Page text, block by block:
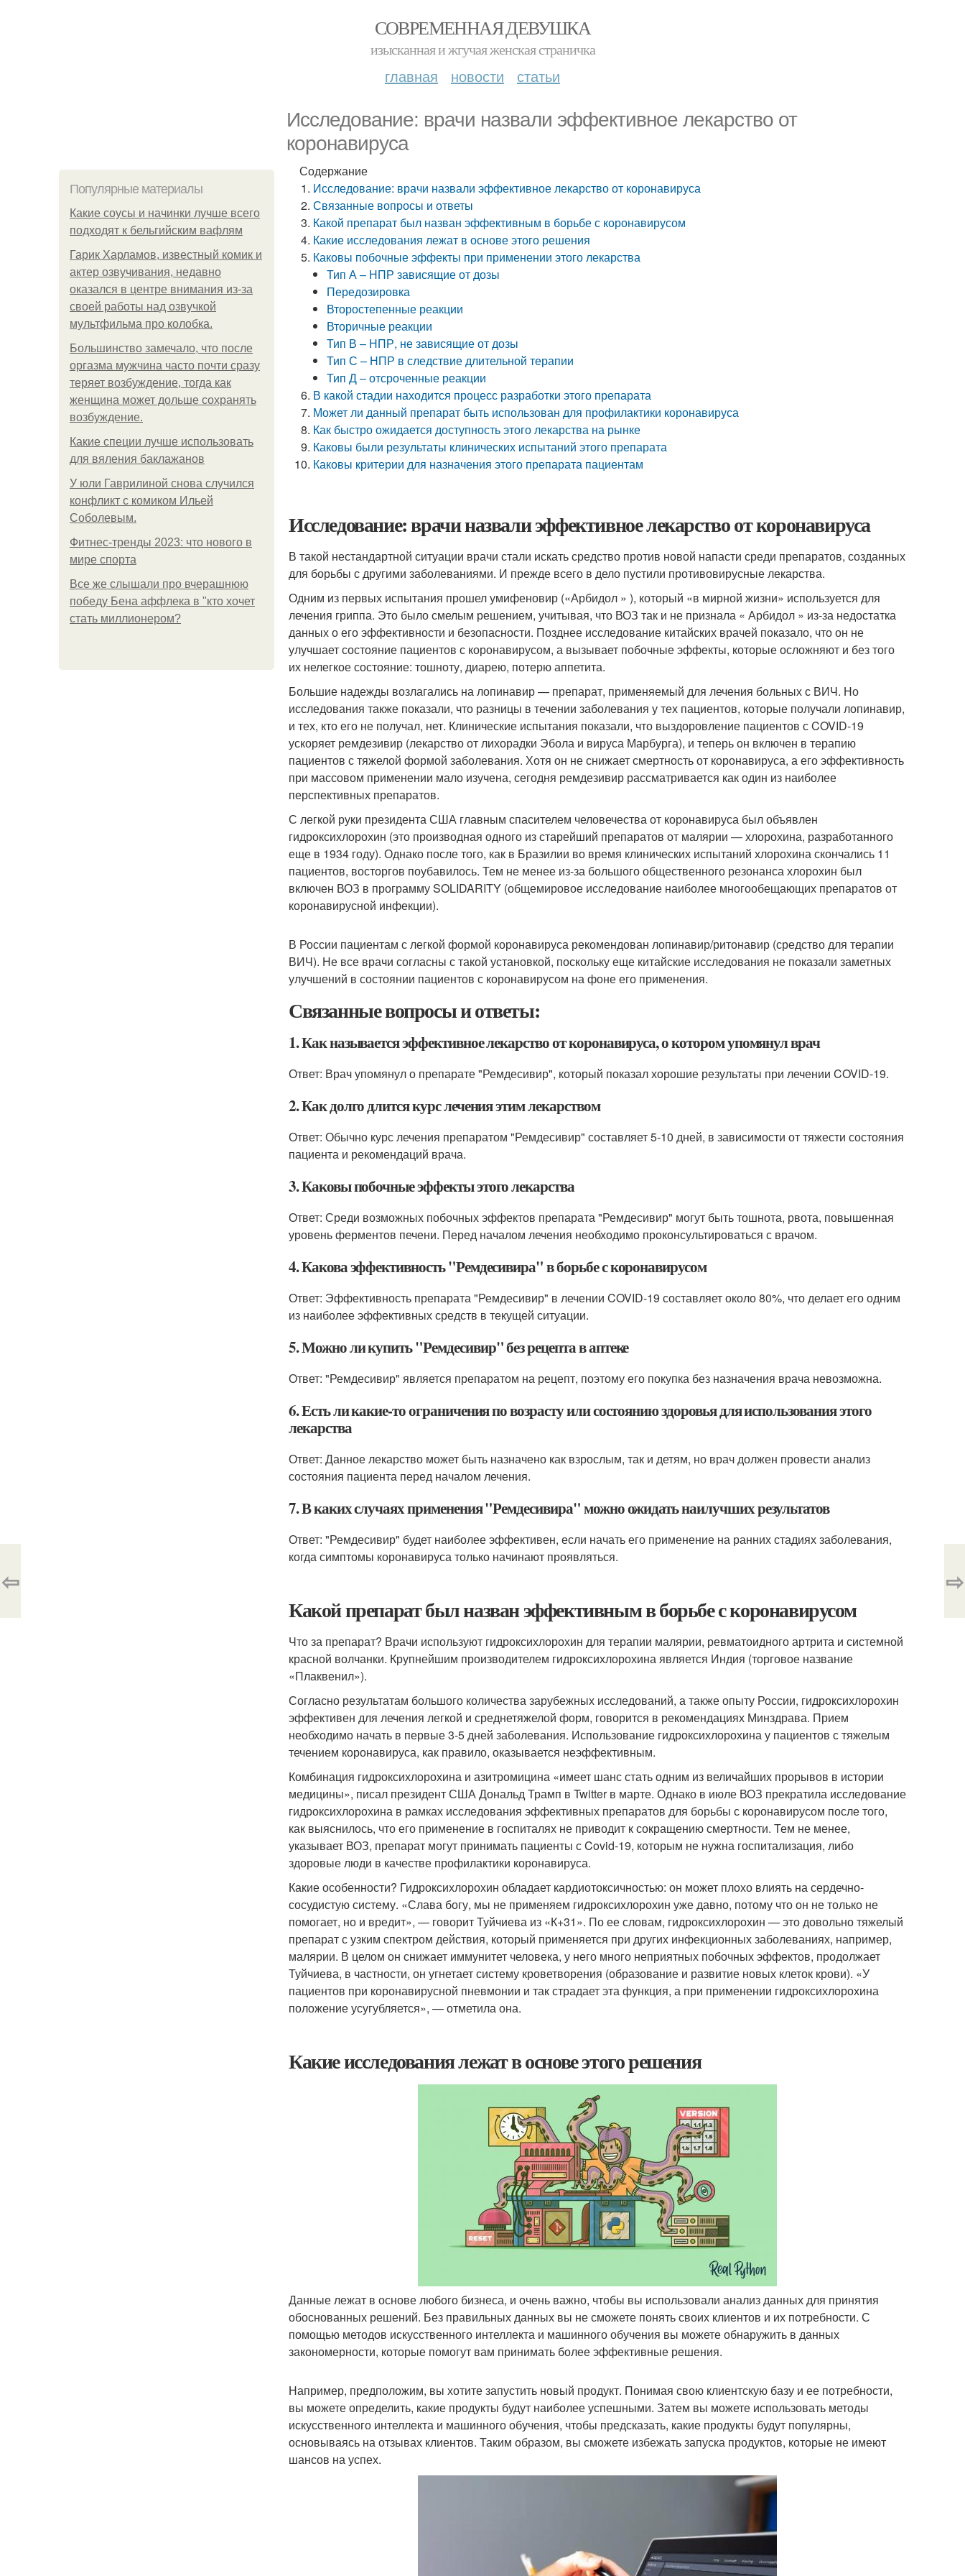
СОВРЕМЕННАЯ ДЕВУШКА
изысканная и жгучая женская страничка
главная новости статьи
Исследование: врачи назвали эффективное лекарство от
коронавируса
Популярные материалы
Какие соусы и начинки лучше всего
подходят к бельгийским вафлям
Гарик Харламов, известный комик и
актер озвучивания, недавно
оказался в центре внимания из-за
своей работы над озвучкой
мультфильма про колобка.
Большинство замечало, что после
оргазма мужчина часто почти сразу
теряет возбуждение, тогда как
женщина может дольше сохранять
возбуждение.
Какие специи лучше использовать
для вяления баклажанов
У юли Гаврилиной снова случился
конфликт с комиком Ильей
Соболевым.
Фитнес-тренды 2023: что нового в
мире спорта
Все же слышали про вчерашнюю
победу Бена аффлека в "кто хочет
стать миллионером?
Содержание
Исследование: врачи назвали эффективное лекарство от коронавируса
Связанные вопросы и ответы
Какой препарат был назван эффективным в борьбе с коронавирусом
Какие исследования лежат в основе этого решения
Каковы побочные эффекты при применении этого лекарства
Тип А – НПР зависящие от дозы
Передозировка
Второстепенные реакции
Вторичные реакции
Тип В – НПР, не зависящие от дозы
Тип С – НПР в следствие длительной терапии
Тип Д – отсроченные реакции
В какой стадии находится процесс разработки этого препарата
Может ли данный препарат быть использован для профилактики коронавируса
Как быстро ожидается доступность этого лекарства на рынке
Каковы были результаты клинических испытаний этого препарата
Каковы критерии для назначения этого препарата пациентам
Исследование: врачи назвали эффективное лекарство от коронавируса
В такой нестандартной ситуации врачи стали искать средство против новой напасти среди препаратов, созданных
для борьбы с другими заболеваниями. И прежде всего в дело пустили противовирусные лекарства.
Одним из первых испытания прошел умифеновир («Арбидол » ), который «в мирной жизни» используется для
лечения гриппа. Это было смелым решением, учитывая, что ВОЗ так и не признала « Арбидол » из-за недостатка
данных о его эффективности и безопасности. Позднее исследование китайских врачей показало, что он не
улучшает состояние пациентов с коронавирусом, а вызывает побочные эффекты, которые осложняют и без того
их нелегкое состояние: тошноту, диарею, потерю аппетита.
Большие надежды возлагались на лопинавир — препарат, применяемый для лечения больных с ВИЧ. Но
исследования также показали, что разницы в течении заболевания у тех пациентов, которые получали лопинавир,
и тех, кто его не получал, нет. Клинические испытания показали, что выздоровление пациентов с COVID-19
ускоряет ремдезивир (лекарство от лихорадки Эбола и вируса Марбурга), и теперь он включен в терапию
пациентов с тяжелой формой заболевания. Хотя он не снижает смертность от коронавируса, а его эффективность
при массовом применении мало изучена, сегодня ремдезивир рассматривается как один из наиболее
перспективных препаратов.
С легкой руки президента США главным спасителем человечества от коронавируса был объявлен
гидроксихлорохин (это производная одного из старейший препаратов от малярии — хлорохина, разработанного
еще в 1934 году). Однако после того, как в Бразилии во время клинических испытаний хлорохина скончались 11
пациентов, восторгов поубавилось. Тем не менее из-за большого общественного резонанса хлорохин был
включен ВОЗ в программу SOLIDARITY (общемировое исследование наиболее многообещающих препаратов от
коронавирусной инфекции).
В России пациентам с легкой формой коронавируса рекомендован лопинавир/ритонавир (средство для терапии
ВИЧ). Не все врачи согласны с такой установкой, поскольку еще китайские исследования не показали заметных
улучшений в состоянии пациентов с коронавирусом на фоне его применения.
Связанные вопросы и ответы:
1. Как называется эффективное лекарство от коронавируса, о котором упомянул врач
Ответ: Врач упомянул о препарате "Ремдесивир", который показал хорошие результаты при лечении COVID-19.
2. Как долго длится курс лечения этим лекарством
Ответ: Обычно курс лечения препаратом "Ремдесивир" составляет 5-10 дней, в зависимости от тяжести состояния
пациента и рекомендаций врача.
3. Каковы побочные эффекты этого лекарства
Ответ: Среди возможных побочных эффектов препарата "Ремдесивир" могут быть тошнота, рвота, повышенная
уровень ферментов печени. Перед началом лечения необходимо проконсультироваться с врачом.
4. Какова эффективность "Ремдесивира" в борьбе с коронавирусом
Ответ: Эффективность препарата "Ремдесивир" в лечении COVID-19 составляет около 80%, что делает его одним
из наиболее эффективных средств в текущей ситуации.
5. Можно ли купить "Ремдесивир" без рецепта в аптеке
Ответ: "Ремдесивир" является препаратом на рецепт, поэтому его покупка без назначения врача невозможна.
6. Есть ли какие-то ограничения по возрасту или состоянию здоровья для использования этого
лекарства
Ответ: Данное лекарство может быть назначено как взрослым, так и детям, но врач должен провести анализ
состояния пациента перед началом лечения.
7. В каких случаях применения "Ремдесивира" можно ожидать наилучших результатов
Ответ: "Ремдесивир" будет наиболее эффективен, если начать его применение на ранних стадиях заболевания,
когда симптомы коронавируса только начинают проявляться.
Какой препарат был назван эффективным в борьбе с коронавирусом
Что за препарат? Врачи используют гидроксихлорохин для терапии малярии, ревматоидного артрита и системной
красной волчанки. Крупнейшим производителем гидроксихлорохина является Индия (торговое название
«Плаквенил»).
Согласно результатам большого количества зарубежных исследований, а также опыту России, гидроксихлорохин
эффективен для лечения легкой и среднетяжелой форм, говорится в рекомендациях Минздрава. Прием
необходимо начать в первые 3-5 дней заболевания. Использование гидроксихлорохина у пациентов с тяжелым
течением коронавируса, как правило, оказывается неэффективным.
Комбинация гидроксихлорохина и азитромицина «имеет шанс стать одним из величайших прорывов в истории
медицины», писал президент США Дональд Трамп в Twitter в марте. Однако в июле ВОЗ прекратила исследование
гидроксихлорохина в рамках исследования эффективных препаратов для борьбы с коронавирусом после того,
как выяснилось, что его применение в госпиталях не приводит к сокращению смертности. Тем не менее,
указывает ВОЗ, препарат могут принимать пациенты с Covid-19, которым не нужна госпитализация, либо
здоровые люди в качестве профилактики коронавируса.
Какие особенности? Гидроксихлорохин обладает кардиотоксичностью: он может плохо влиять на сердечно-
сосудистую систему. «Слава богу, мы не применяем гидроксихлорохин уже давно, потому что он не только не
помогает, но и вредит», — говорит Туйчиева из «К+31». По ее словам, гидроксихлорохин — это довольно тяжелый
препарат с узким спектром действия, который применяется при других инфекционных заболеваниях, например,
малярии. В целом он снижает иммунитет человека, у него много неприятных побочных эффектов, продолжает
Туйчиева, в частности, он угнетает систему кроветворения (образование и развитие новых клеток крови). «У
пациентов при коронавирусной пневмонии и так страдает эта функция, а при применении гидроксихлорохина
положение усугубляется», — отметила она.
Какие исследования лежат в основе этого решения
Данные лежат в основе любого бизнеса, и очень важно, чтобы вы использовали анализ данных для принятия
обоснованных решений. Без правильных данных вы не сможете понять своих клиентов и их потребности. С
помощью методов искусственного интеллекта и машинного обучения вы можете обнаружить в данных
закономерности, которые помогут вам принимать более эффективные решения.
Например, предположим, вы хотите запустить новый продукт. Понимая свою клиентскую базу и ее потребности,
вы можете определить, какие продукты будут наиболее успешными. Затем вы можете использовать методы
искусственного интеллекта и машинного обучения, чтобы предсказать, какие продукты будут популярны,
основываясь на отзывах клиентов. Таким образом, вы сможете избежать запуска продуктов, которые не имеют
шансов на успех.
⇦ ⇨